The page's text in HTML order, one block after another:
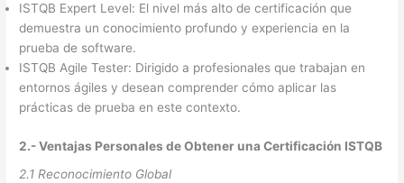
ISTQB Expert Level: El nivel más alto de certificación que
demuestra un conocimiento profundo y experiencia en la
prueba de software.
ISTQB Agile Tester: Dirigido a profesionales que trabajan en
entornos ágiles y desean comprender cómo aplicar las
prácticas de prueba en este contexto.
2.- Ventajas Personales de Obtener una Certificación ISTQB
2.1 Reconocimiento Global